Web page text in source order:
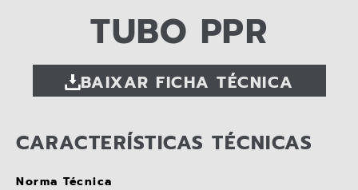
TUBO PPR
BAIXAR FICHA TÉCNICA
CARACTERÍSTICAS TÉCNICAS
Norma Técnica